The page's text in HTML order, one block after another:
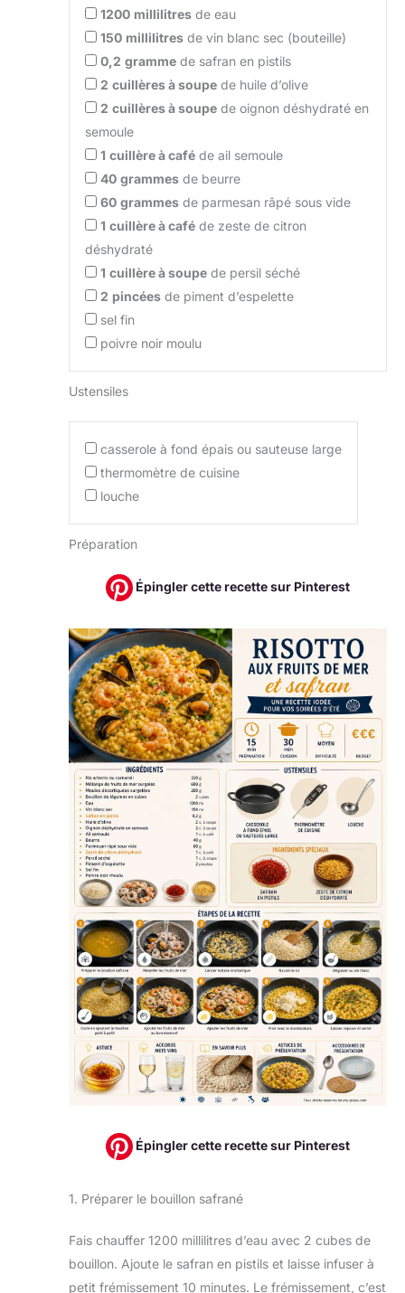
1200 millilitres de eau
150 millilitres de vin blanc sec (bouteille)
0,2 gramme de safran en pistils
2 cuillères à soupe de huile d’olive
2 cuillères à soupe de oignon déshydraté en
semoule
1 cuillère à café de ail semoule
40 grammes de beurre
60 grammes de parmesan râpé sous vide
1 cuillère à café de zeste de citron
déshydraté
1 cuillère à soupe de persil séché
2 pincées de piment d’espelette
sel fin
poivre noir moulu
Ustensiles
casserole à fond épais ou sauteuse large
thermomètre de cuisine
louche
Préparation
Épingler cette recette sur Pinterest
Épingler cette recette sur Pinterest
1. Préparer le bouillon safrané
Fais chauffer 1200 millilitres d’eau avec 2 cubes de
bouillon. Ajoute le safran en pistils et laisse infuser à
petit frémissement 10 minutes. Le frémissement, c’est